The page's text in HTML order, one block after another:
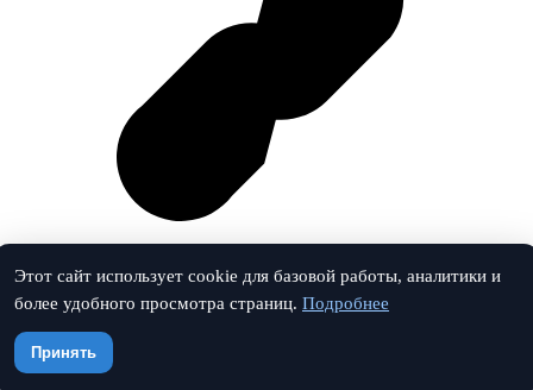
Vk
Этот сайт использует cookie для базовой работы, аналитики и
более удобного просмотра страниц. Подробнее
Принять